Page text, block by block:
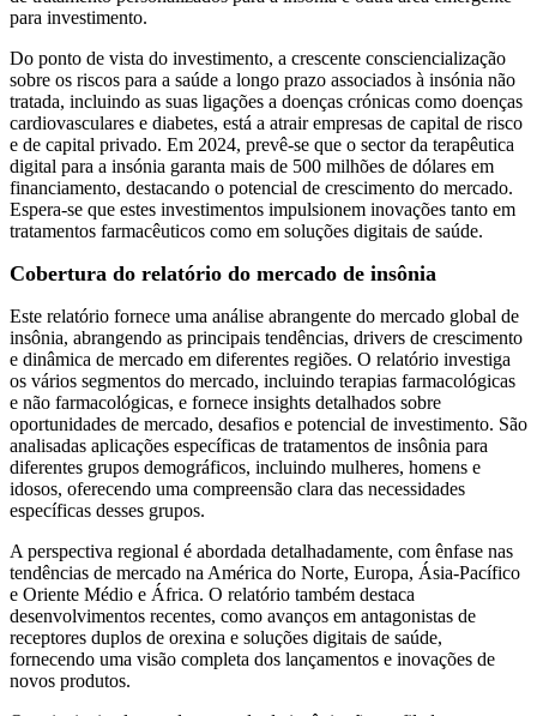
para investimento.
Do ponto de vista do investimento, a crescente consciencialização
sobre os riscos para a saúde a longo prazo associados à insónia não
tratada, incluindo as suas ligações a doenças crónicas como doenças
cardiovasculares e diabetes, está a atrair empresas de capital de risco
e de capital privado. Em 2024, prevê-se que o sector da terapêutica
digital para a insónia garanta mais de 500 milhões de dólares em
financiamento, destacando o potencial de crescimento do mercado.
Espera-se que estes investimentos impulsionem inovações tanto em
tratamentos farmacêuticos como em soluções digitais de saúde.
Cobertura do relatório do mercado de insônia
Este relatório fornece uma análise abrangente do mercado global de
insônia, abrangendo as principais tendências, drivers de crescimento
e dinâmica de mercado em diferentes regiões. O relatório investiga
os vários segmentos do mercado, incluindo terapias farmacológicas
e não farmacológicas, e fornece insights detalhados sobre
oportunidades de mercado, desafios e potencial de investimento. São
analisadas aplicações específicas de tratamentos de insônia para
diferentes grupos demográficos, incluindo mulheres, homens e
idosos, oferecendo uma compreensão clara das necessidades
específicas desses grupos.
A perspectiva regional é abordada detalhadamente, com ênfase nas
tendências de mercado na América do Norte, Europa, Ásia-Pacífico
e Oriente Médio e África. O relatório também destaca
desenvolvimentos recentes, como avanços em antagonistas de
receptores duplos de orexina e soluções digitais de saúde,
fornecendo uma visão completa dos lançamentos e inovações de
novos produtos.